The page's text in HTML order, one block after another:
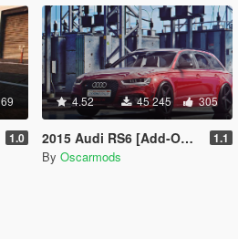
69
1.0
4.52 45 245 305
2015 Audi RS6 [Add-On | ABT Tuning] 1.1
By Oscarmods